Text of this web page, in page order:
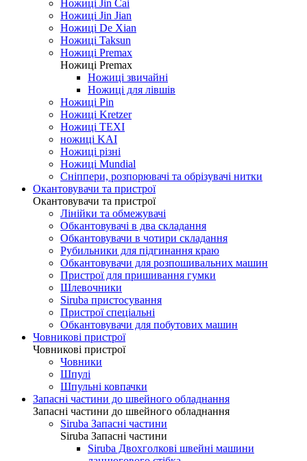
Ножиці Jin Cai
Ножиці Jin Jian
Ножиці De Xian
Ножиці Taksun
Ножиці Premax
Ножиці Premax
Ножиці звичайні
Ножиці для лівшів
Ножиці Pin
Ножиці Kretzer
Ножиці TEXI
ножиці KAI
Ножиці різні
Ножиці Mundial
Сніппери, розпорювачі та обрізувачі нитки
Окантовувачи та пристрої
Окантовувачи та пристрої
Лінійки та обмежувачі
Обкантовувачі в два складання
Обкантовувачи в чотири складання
Рубильники для підгинання краю
Обкантовувачи для розпошивальних машин
Пристрої для пришивання гумки
Шлевочники
Siruba пристосування
Пристрої спеціальні
Обкантовувачи для побутових машин
Човникові пристрої
Човникові пристрої
Човники
Шпулі
Шпульні ковпачки
Запасні частини до швейного обладнання
Запасні частини до швейного обладнання
Siruba Запасні частини
Siruba Запасні частини
Siruba Двохголкові швейні машини